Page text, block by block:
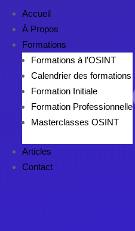
Accueil
À Propos
Formations
Formations à l’OSINT
Calendrier des formations
Formation Initiale
Formation Professionnelle
Masterclasses OSINT
Articles
Contact